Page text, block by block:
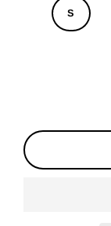
S